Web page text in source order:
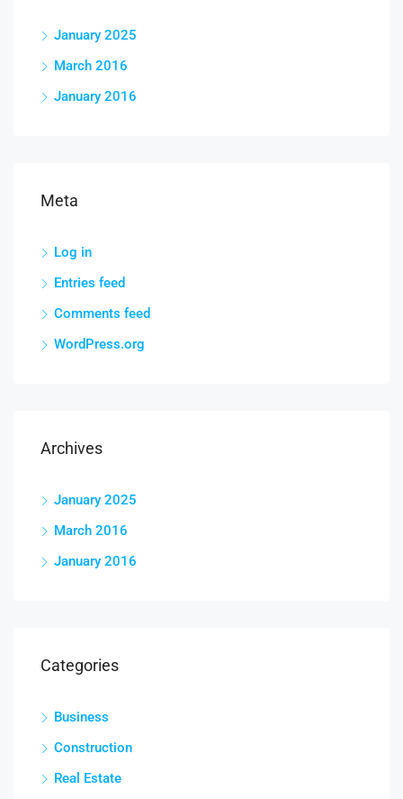
January 2025
March 2016
January 2016
Meta
Log in
Entries feed
Comments feed
WordPress.org
Archives
January 2025
March 2016
January 2016
Categories
Business
Construction
Real Estate